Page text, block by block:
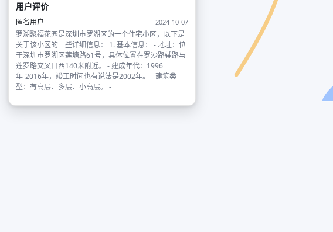
用户评价
匿名用户 2024-10-07
罗湖聚福花园是深圳市罗湖区的一个住宅小区，以下是
关于该小区的一些详细信息： 1. 基本信息： - 地址：位
于深圳市罗湖区莲塘路61号，具体位置在罗沙路辅路与
莲罗路交叉口西140米附近。 - 建成年代：1996
年-2016年，竣工时间也有说法是2002年。 - 建筑类
型：有高层、多层、小高层。 -